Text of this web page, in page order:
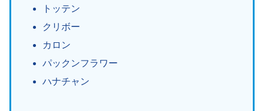
トッテン
クリボー
カロン
パックンフラワー
ハナチャン